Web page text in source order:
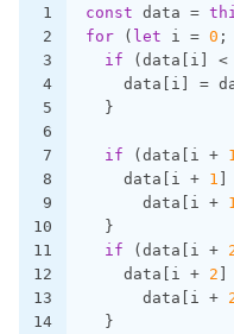
1
2
3
4
5
6
7
8
9
10
11
12
13
14
const data =
for ( let i = 0 ;
if (data[i] <
data[i] =
  }
if (data[i + 1
    data[i +
1
      data[i +
1
  }
if (data[i +
    data[i +
2
      data[i +
  }